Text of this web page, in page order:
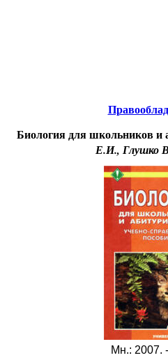
Биология для школьников и
Е.И., Глушко
Мн.: 2007.